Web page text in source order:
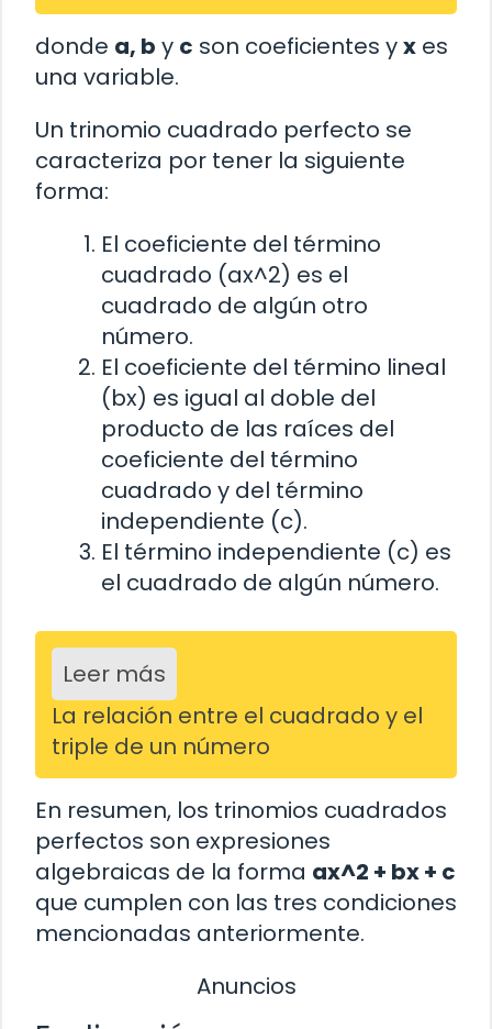
donde a, b y c son coeficientes yx es
una variable.
Un trinomio cuadrado perfecto se
caracteriza por tener la siguiente
forma:
El coeficiente del término
cuadrado (ax^2) es el
cuadrado de algún otro
número.
El coeficiente del término lineal
(bx) es igual al doble del
producto de las raíces del
coeficiente del término
cuadrado y del término
independiente (c).
El término independiente (c) es
el cuadrado de algún número.
Leer más
La relación entre el cuadrado y el
triple de un número
En resumen, los trinomios cuadrados
perfectos son expresiones
algebraicas de la forma ax^2 + bx + c
que cumplen con las tres condiciones
mencionadas anteriormente.
Anuncios